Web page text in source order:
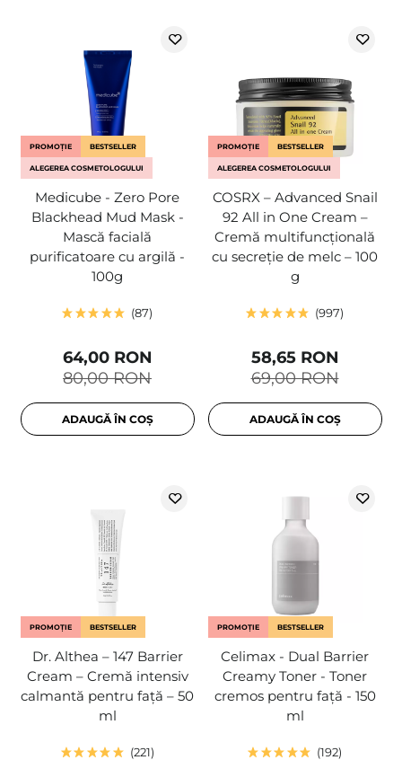
PROMOȚIE BESTSELLER
ALEGEREA COSMETOLOGULUI
Medicube - Zero Pore
Blackhead Mud Mask -
Mască facială
purificatoare cu argilă -
100g
87
80,00 RON
64,00 RON
ADAUGĂ ÎN COȘ
PROMOȚIE BESTSELLER
ALEGEREA COSMETOLOGULUI
COSRX – Advanced Snail
92 All in One Cream –
Cremă multifuncțională
cu secreție de melc – 100
g
997
69,00 RON
58,65 RON
ADAUGĂ ÎN COȘ
PROMOȚIE BESTSELLER
Dr. Althea – 147 Barrier
Cream – Cremă intensiv
calmantă pentru față – 50
ml
221
PROMOȚIE BESTSELLER
Celimax - Dual Barrier
Creamy Toner - Toner
cremos pentru față - 150
ml
192